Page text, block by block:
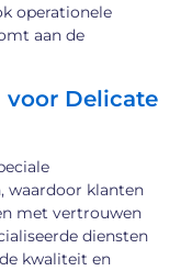
operationele
aan de
voor Delicate
waardoor klanten
met vertrouwen
diensten
kwaliteit en